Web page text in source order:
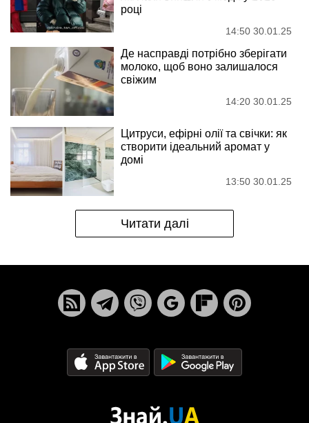
році
14:50 30.01.25
Де насправді потрібно зберігати
молоко, щоб воно залишалося
свіжим
14:20 30.01.25
Цитруси, ефірні олії та свічки: як
створити ідеальний аромат у
домі
13:50 30.01.25
Читати далі